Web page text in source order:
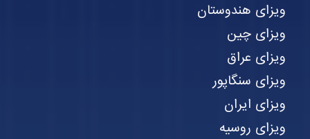
ویزای هندوستان
ویزای چین
ویزای عراق
ویزای سنگاپور
ویزای ایران
ویزای روسیه